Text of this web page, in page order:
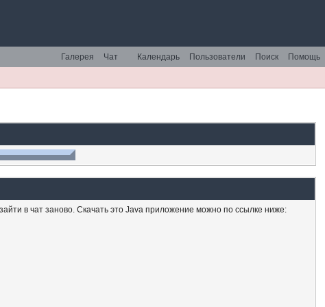
Помощь
Поиск
Пользователи
Календарь
Чат
Галерея
в чат заново. Скачать это Java приложение можно по ссылке ниже: